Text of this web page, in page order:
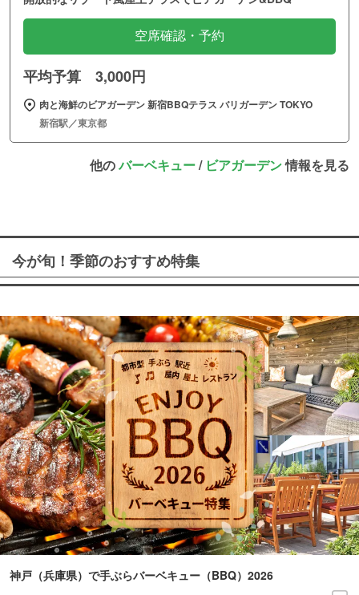
空席確認・予約
平均予算 3,000円
肉と海鮮のビアガーデン 新宿BBQテラス バリガーデン TOKYO
新宿駅／東京都
他のバーベキュー/ ビアガーデン情報を見る
今が旬！季節のおすすめ特集
神戸（兵庫県）で手ぶらバーベキュー（BBQ）2026